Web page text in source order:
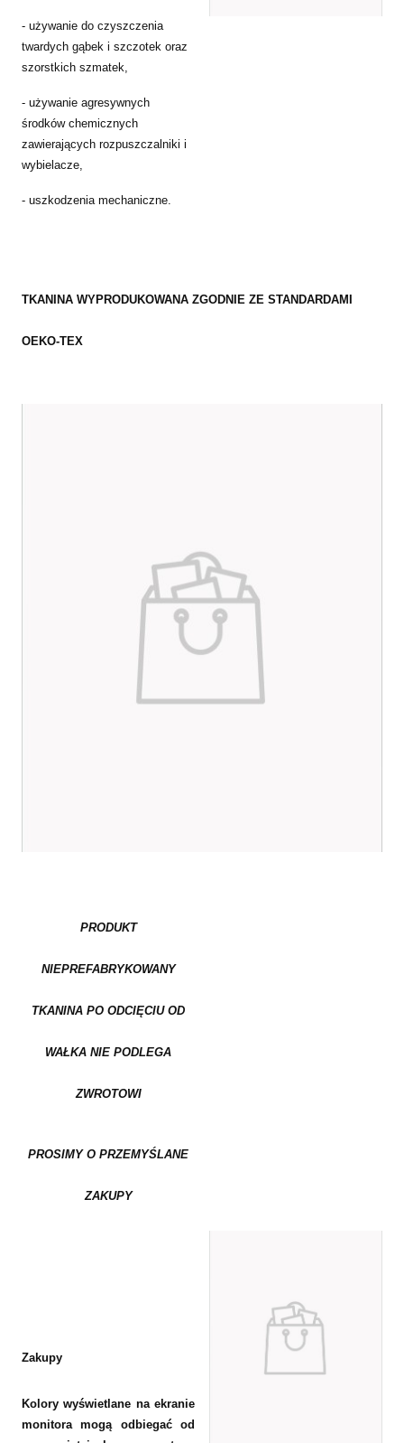
- używanie do czyszczenia
twardych gąbek i szczotek oraz
szorstkich szmatek,
- używanie agresywnych
środków chemicznych
zawierających rozpuszczalniki i
wybielacze,
- uszkodzenia mechaniczne.
TKANINA WYPRODUKOWANA ZGODNIE ZE STANDARDAMI
OEKO-TEX
PRODUKT
NIEPREFABRYKOWANY
TKANINA PO ODCIĘCIU OD
WAŁKA NIE PODLEGA
ZWROTOWI
PROSIMY O PRZEMYŚLANE
ZAKUPY
Zakupy
Kolory wyświetlane na ekranie
monitora mogą odbiegać od